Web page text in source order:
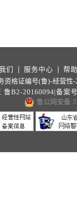
们 服务中心
帮
资格证编号(鲁)-经营性-
鲁B2-20160094|备案
鲁公网安备